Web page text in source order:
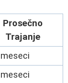
Prosečno
Trajanje